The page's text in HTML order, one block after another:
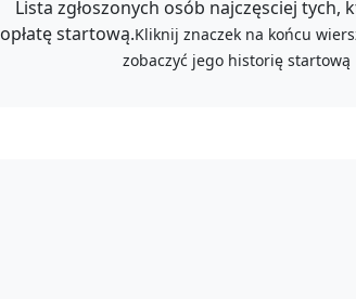
Lista zgłoszonych osób najczęsciej tych,
opłatę startową.Kliknij znaczek na końcu
zobaczyć jego historię startową